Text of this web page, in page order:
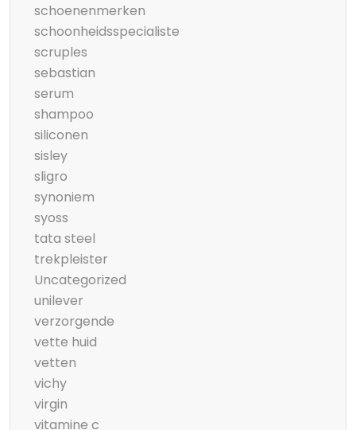
schoenenmerken
schoonheidsspecialiste
scruples
sebastian
serum
shampoo
siliconen
sisley
sligro
synoniem
syoss
tata steel
trekpleister
Uncategorized
unilever
verzorgende
vette huid
vetten
vichy
virgin
vitamine c